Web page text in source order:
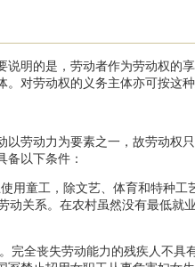
说明的是，劳动者作为劳动权
对劳动权的义务主体亦可按这种
动力为要素之一，故劳动权
以下条件：
童工，除文艺、体育和特种工
关系。在农村虽然没有最低
全丧失劳动能力的残疾人不具